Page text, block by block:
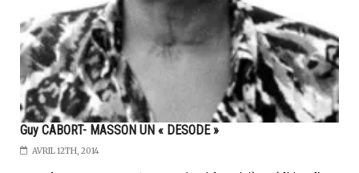
Guy CABORT- MASSON UN « DESODE »
AVRIL 12TH, 2014